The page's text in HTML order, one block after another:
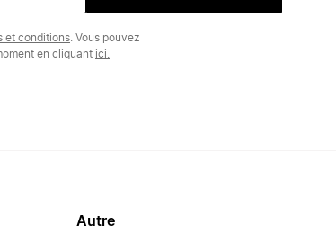
et conditions . Vous pouvez
en cliquant ici.
Autre